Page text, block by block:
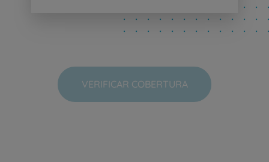
VERIFICAR COBERTURA